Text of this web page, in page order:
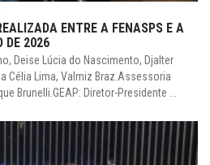
ENTRE A FENASPS E A
DE 2026
Deise Lúcia do Nascimento, Djalter
Célia Lima, Valmiz Braz.Assessoria
Brunelli.GEAP: Diretor-Presidente ...